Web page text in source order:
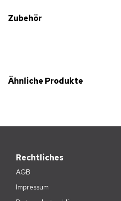
Zubehör
Ähnliche Produkte
Rechtliches
AGB
Impressum